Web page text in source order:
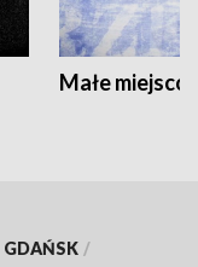
Małe
GDAŃSK /